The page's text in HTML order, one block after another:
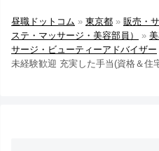
昼職ドットコム » 東京都 » 販売・
ステ・マッサージ・美容部員）
»
サージ・ビューティーアドバイザー
未経験歓迎 充実した手当(資格＆住